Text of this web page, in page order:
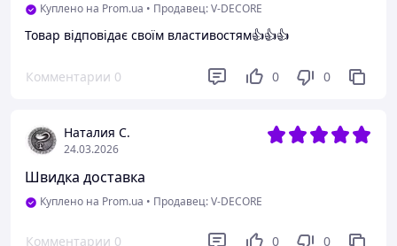
Куплено на Prom.ua • Продавец: V-DECORE
Товар відповідає своїм властивостям👍👍👍
Комментарии 0 0 0
Наталия С.
24.03.2026
Швидка доставка
Куплено на Prom.ua • Продавец: V-DECORE
Комментарии 0 0 0